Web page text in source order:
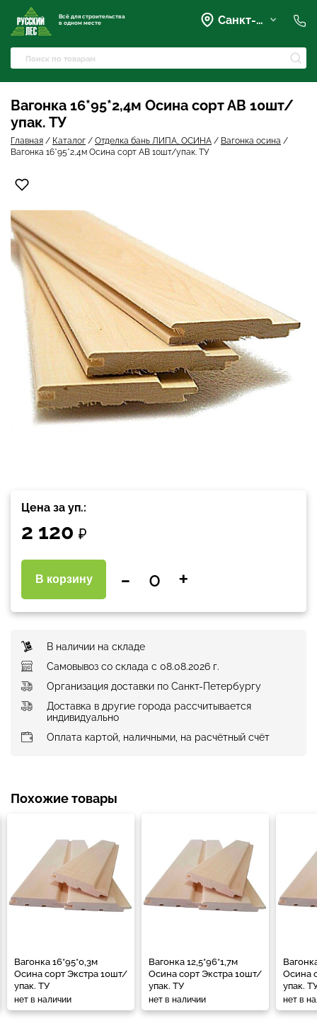
Всё для строительства
в одном месте
Санкт-Петербург
+7 (903) 684-62-00
+7 (921) 837-16-16
Вартемяги, Колхозная улица,
+7 (921) 148-51-51
Вагонка 16*95*2,4м Осина сорт АВ 10шт/
упак. ТУ
Главная / Каталог / Отделка бань ЛИПА, ОСИНА / Вагонка осина /
Вагонка 16*95*2,4м Осина сорт АВ 10шт/упак. ТУ
Цена за уп.:
2 120 ₽
В корзину - +
В наличии на складе
Самовывоз со склада с 08.08.2026 г.
Организация доставки по Санкт-Петербургу
Доставка в другие города рассчитывается
индивидуально
Оплата картой, наличными, на расчётный счёт
Похожие товары
Вагонка 16*95*0,3м
Осина сорт Экстра 10шт/
упак. ТУ
нет в наличии
Вагонка 12,5*96*1,7м
Осина сорт Экстра 10шт/
упак. ТУ
нет в наличии
Осина
упак.
нет в